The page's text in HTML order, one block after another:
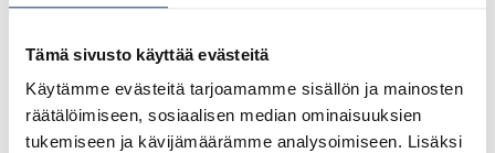
Tämä sivusto käyttää evästeitä
Käytämme evästeitä tarjoamamme sisällön ja mainosten
räätälöimiseen, sosiaalisen median ominaisuuksien
tukemiseen ja kävijämäärämme analysoimiseen. Lisäksi